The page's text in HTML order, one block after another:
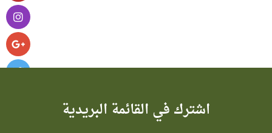
اشترك في القائمة البريدية